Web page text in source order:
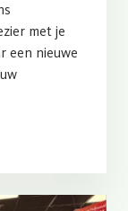
met je
een nieuwe